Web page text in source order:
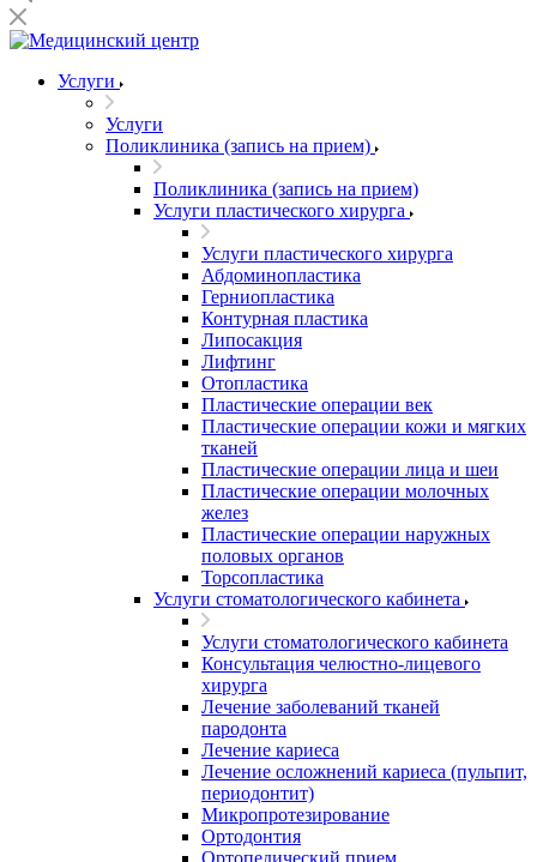
Услуги
Услуги
Поликлиника (запись на прием)
Поликлиника (запись на прием)
Услуги пластического хирурга
Услуги пластического хирурга
Абдоминопластика
Герниопластика
Контурная пластика
Липосакция
Лифтинг
Отопластика
Пластические операции век
Пластические операции кожи и мягких
тканей
Пластические операции лица и шеи
Пластические операции молочных
желез
Пластические операции наружных
половых органов
Торсопластика
Услуги стоматологического кабинета
Услуги стоматологического кабинета
Консультация челюстно-лицевого
хирурга
Лечение заболеваний тканей
пародонта
Лечение кариеса
Лечение осложнений кариеса (пульпит,
периодонтит)
Микропротезирование
Ортодонтия
Ортопедический прием